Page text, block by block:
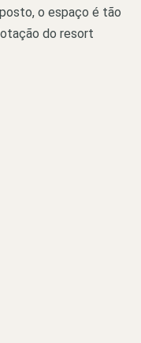
o espaço é tão
do resort